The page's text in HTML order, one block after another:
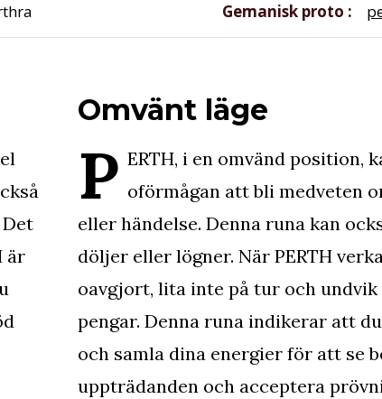
Gemanisk proto
är
Omvänt läge
P ERTH, i en omvänd position,
oförmågan att bli medveten
eller händelse. Denna runa kan
döljer eller lögner. När PERTH
oavgjort, lita inte på tur och
pengar. Denna runa indikerar att
och samla dina energier för att se
uppträdanden och acceptera